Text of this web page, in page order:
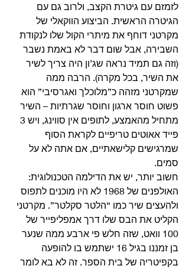
לזמזם עם גיטרת הקצב, ולרוב גם עם
הגיטרה הראשית. הביצוע הווקאלי של
מקרטני דוחף את מיתרי הקול שלו לנקודת
השבירה, אבל שום דבר לא באמת נשבר
(וזה גם תמיד נראה שג’ון היה צריך לשיר
את השיר, בכל מקרה). הרבה ממה
שמקרטני מזהה כ”מלוכלך ואגרסיבי” הוא
פשוט חוסר ארגון וחוסר שגרתיות – השיר
פייד אאוטים טריפיים לקראת הסוף
שמרגישים קלישאתיים, אם אתה לא על
סמים.
חשוב יותר, יש את הדילמה הטכנולוגית:
האולפנים של 1968 לא היו מוכנים לתפוס
ולהעצים שיר כמו “הלטר סקלטר”. מקרטני
הקליט את הבס שלו דרך אמפליפייר של
100 וואט, שזה חלש פי ארבע ממה שנער
בן זמננו בגיל 16 ישתמש בו להופעה
בקפיטריה של בית הספר. זה לא בא לומר